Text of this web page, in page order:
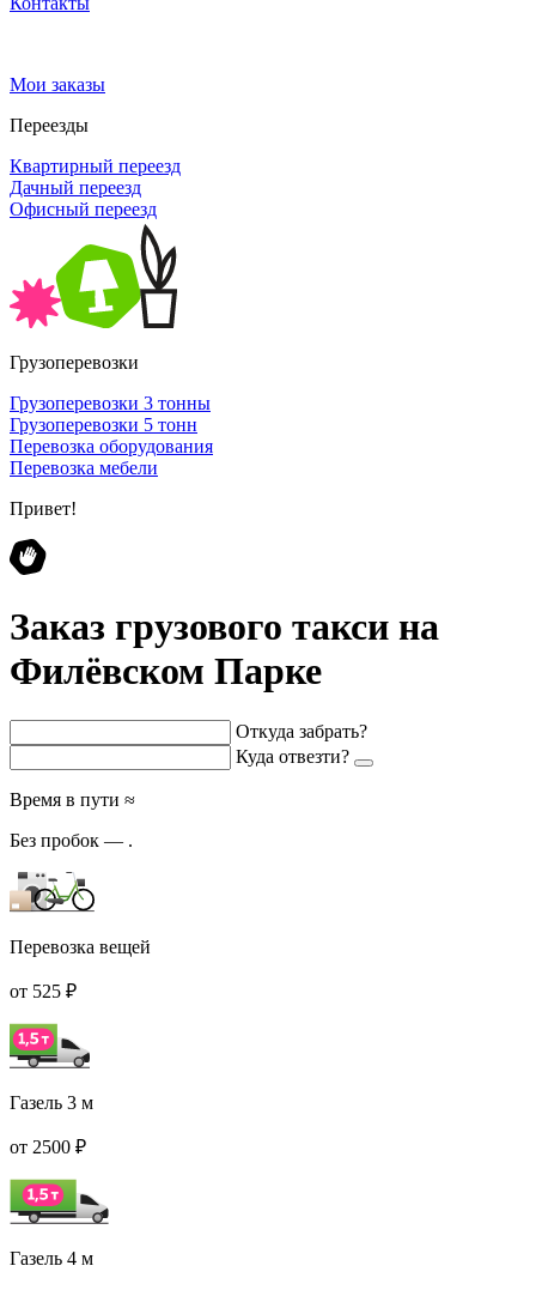
Мои заказы
Переезды
Квартирный переезд
Дачный переезд
Офисный переезд
Грузоперевозки
Грузоперевозки 3 тонны
Грузоперевозки 5 тонн
Перевозка оборудования
Перевозка мебели
Привет!
Заказ грузового такси на
Филёвском Парке
Откуда забрать?
Куда отвезти?
Время в пути ≈
Без пробок — .
Перевозка вещей
от 525 ₽
Газель 3 м
от 2500 ₽
Газель 4 м